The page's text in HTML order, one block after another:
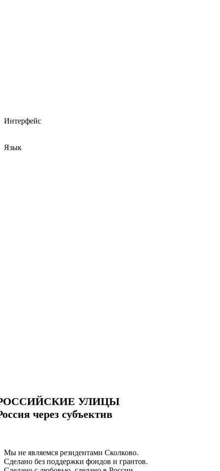
Интерфейс
Язык
УЛИЦЫ
через субъектив
Мы не являемся резидентами Сколково.
Сделано без поддержки фондов и грантов.